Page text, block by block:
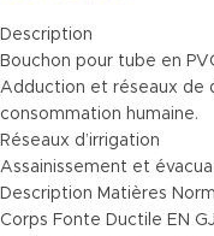
Description
Bouchon pour tube en
Adduction et réseaux de
consommation humaine.
Réseaux d’irrigation
Assainissement et
Description Matières
Corps Fonte Ductile EN